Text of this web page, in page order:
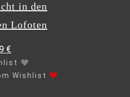
in den
Lofoten
€
Wishlist